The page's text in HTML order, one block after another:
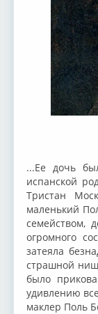
...Ее дочь
испанской
Тристан
маленький
семейством,
огромного
затеяла
страшной
было
удивлению
маклер Поль